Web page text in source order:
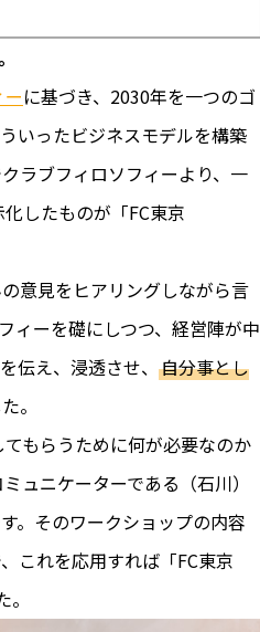
に基づき、2030年を一つのゴ
いったビジネスモデルを構築
ラブフィロソフィーより、一
化したものが「FC東京
意見をヒアリングしながら言
ィーを礎にしつつ、経営陣が中
伝え、浸透させ、 自分事とし
。
もらうために何が必要なのか
ュニケーターである（石川）
。そのワークショップの内容
これを応用すれば「FC東京